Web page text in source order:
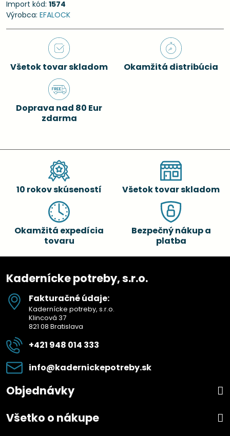
Import kód: 1574
Výrobca: EFALOCK
Všetok tovar skladom Okamžitá distribúcia
Doprava nad 80 Eur
zdarma
10 rokov skúseností Všetok tovar skladom
Okamžitá expedícia
tovaru
Bezpečný nákup a
platba
Kadernícke potreby, s.r.o.
Fakturačné údaje:
Kadernícke potreby, s.r.o.
Klincová 37
821 08 Bratislava
+421 948 014 333
info​@kadernickepotreby​.sk
Objednávky
Všetko o nákupe